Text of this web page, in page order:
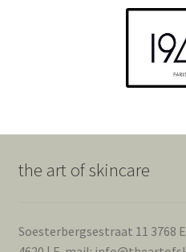
the art of skincare
Soesterbergsestraat 11 3768